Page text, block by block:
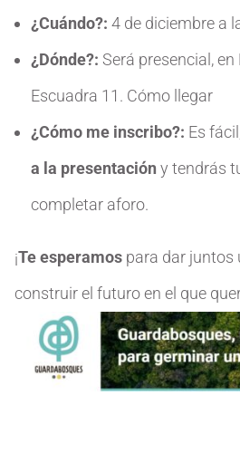
¿Cuándo?: 4 de diciembre a
¿Dónde?: Será presencial,
Escuadra 11. Cómo llegar
¿Cómo me inscribo?: Es
a la presentacióny tendrás
completar aforo.
¡Te esperamos para dar juntos
construir el futuro en el que